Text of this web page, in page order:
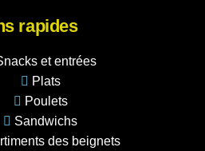
rapides
et entrées
Plats
Poulets
Sandwichs
des beignets